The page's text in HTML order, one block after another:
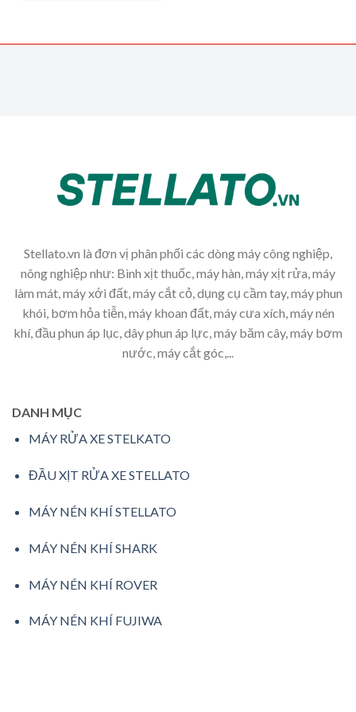
Stellato.vn là đơn vị phân phối các dòng máy công nghiệp,
nông nghiệp như: Bình xịt thuốc, máy hàn, máy xịt rửa, máy
làm mát, máy xới đất, máy cắt cỏ, dụng cụ cầm tay, máy phun
khói, bơm hỏa tiễn, máy khoan đất, máy cưa xích, máy nén
khí, đầu phun áp lục, dây phun áp lực, máy băm cây, máy bơm
nước, máy cắt góc,...
DANH MỤC
MÁY RỬA XE STELKATO
ĐẦU XỊT RỬA XE STELLATO
MÁY NÉN KHÍ STELLATO
MÁY NÉN KHÍ SHARK
MÁY NÉN KHÍ ROVER
MÁY NÉN KHÍ FUJIWA